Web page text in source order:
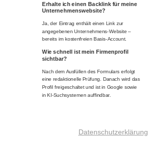
Datenschutzerklärung
Erhalte ich einen Backlink für meine
Unternehmenswebsite?
Ja, der Eintrag enthält einen Link zur
angegebenen Unternehmens-Website –
bereits im kostenfreien Basis-Account.
Wie schnell ist mein Firmenprofil
sichtbar?
Nach dem Ausfüllen des Formulars erfolgt
eine redaktionelle Prüfung. Danach wird das
Profil freigeschaltet und ist in Google sowie
in KI-Suchsystemen auffindbar.